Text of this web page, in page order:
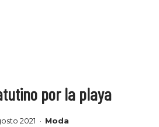
por la playa
2021 Moda